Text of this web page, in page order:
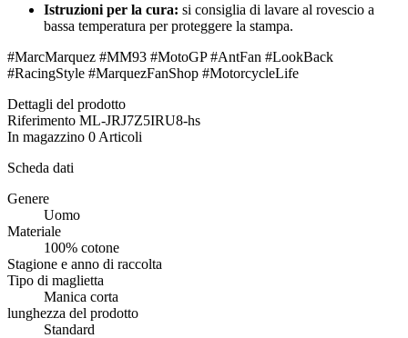
Istruzioni per la cura: si consiglia di lavare al rovescio a
bassa temperatura per proteggere la stampa.
#MarcMarquez #MM93 #MotoGP #AntFan #LookBack
#RacingStyle #MarquezFanShop #MotorcycleLife
Dettagli del prodotto
Riferimento ML-JRJ7Z5IRU8-hs
In magazzino 0 Articoli
Scheda dati
Genere
Uomo
Materiale
100% cotone
Stagione e anno di raccolta
Tipo di maglietta
Manica corta
lunghezza del prodotto
Standard